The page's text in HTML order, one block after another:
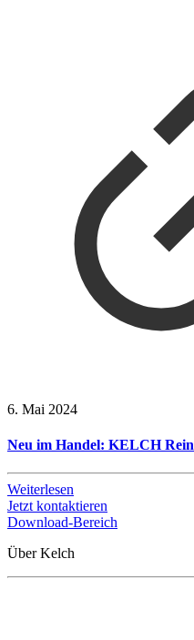
6. Mai 2024
Neu im Handel: KELCH
Weiterlesen
Jetzt kontaktieren
Download-Bereich
Über Kelch